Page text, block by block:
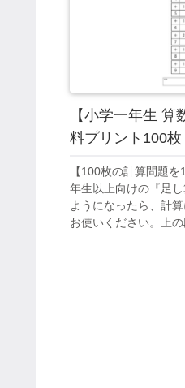
【小学一年生
料プリント100
【100枚の計算問題
年生以上向けの『足
ようになったら、計
お使いください。上